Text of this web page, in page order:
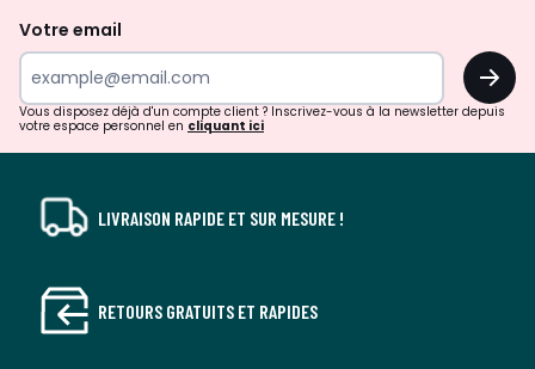
surprises?
Votre email
OK
Vous disposez déjà d'un compte client ? Inscrivez-vous à la newsletter depuis
votre espace personnel en cliquant ici
LIVRAISON RAPIDE ET SUR MESURE !
RETOURS GRATUITS ET RAPIDES